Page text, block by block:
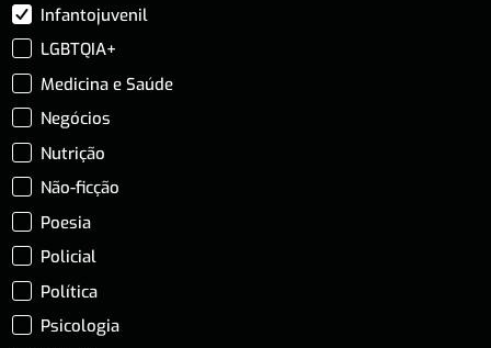
Infantojuvenil
LGBTQIA+
Medicina e Saúde
Negócios
Nutrição
Não-ficção
Poesia
Policial
Política
Psicologia